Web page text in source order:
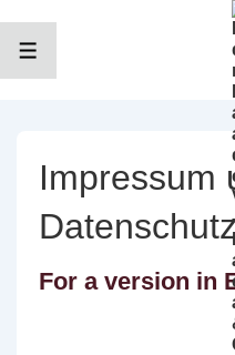
InhaltMENÜ
Impressum
For a version in